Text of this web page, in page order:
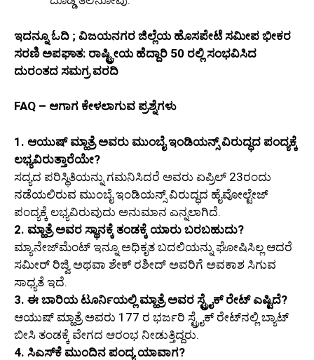
ಇದನ್ನೂ ಓದಿ ; ವಿಜಯನಗರ ಜಿಲ್ಲೆಯ ಹೊಸಪೇಟೆ ಸಮೀಪ ಭೀಕರ
ಸರಣಿ ಅಪಘಾತ: ರಾಷ್ಟ್ರೀಯ ಹೆದ್ದಾರಿ 50 ರಲ್ಲಿ ಸಂಭವಿಸಿದ
ದುರಂತದ ಸಮಗ್ರ ವರದಿ
FAQ – ಆಗಾಗ ಕೇಳಲಾಗುವ ಪ್ರಶ್ನೆಗಳು
1. ಆಯುಷ್ ಮ್ಹಾತ್ರೆ ಅವರು ಮುಂಬೈ ಇಂಡಿಯನ್ಸ್ ವಿರುದ್ಧದ ಪಂದ್ಯಕ್ಕೆ
ಲಭ್ಯವಿರುತ್ತಾರೆಯೇ?
ಸದ್ಯದ ಪರಿಸ್ಥಿತಿಯನ್ನು ಗಮನಿಸಿದರೆ ಅವರು ಏಪ್ರಿಲ್ 23ರಂದು
ನಡೆಯಲಿರುವ ಮುಂಬೈ ಇಂಡಿಯನ್ಸ್ ವಿರುದ್ಧದ ಹೈವೋಲ್ಟೇಜ್
ಪಂದ್ಯಕ್ಕೆ ಲಭ್ಯವಿರುವುದು ಅನುಮಾನ ಎನ್ನಲಾಗಿದೆ.
2. ಮ್ಹಾತ್ರೆ ಅವರ ಸ್ಥಾನಕ್ಕೆ ತಂಡಕ್ಕೆ ಯಾರು ಬರಬಹುದು?
ಮ್ಯಾನೇಜ್‌ಮೆಂಟ್ ಇನ್ನೂ ಅಧಿಕೃತ ಬದಲಿಯನ್ನು ಘೋಷಿಸಿಲ್ಲ ಆದರೆ
ಸಮೀರ್ ರಿಜ್ವಿ ಅಥವಾ ಶೇಕ್ ರಶೀದ್ ಅವರಿಗೆ ಅವಕಾಶ ಸಿಗುವ
ಸಾಧ್ಯತೆ ಇದೆ.
3. ಈ ಬಾರಿಯ ಟೂರ್ನಿಯಲ್ಲಿ ಮ್ಹಾತ್ರೆ ಅವರ ಸ್ಟ್ರೈಕ್ ರೇಟ್ ಎಷ್ಟಿದೆ?
ಆಯುಷ್ ಮ್ಹಾತ್ರೆ ಅವರು 177 ರ ಭರ್ಜರಿ ಸ್ಟ್ರೈಕ್ ರೇಟ್‌ನಲ್ಲಿ ಬ್ಯಾಟ್
ಬೀಸಿ ತಂಡಕ್ಕೆ ವೇಗದ ಆರಂಭ ನೀಡುತ್ತಿದ್ದರು.
4. ಸಿಎಸ್‌ಕೆ ಮುಂದಿನ ಪಂದ್ಯ ಯಾವಾಗ?